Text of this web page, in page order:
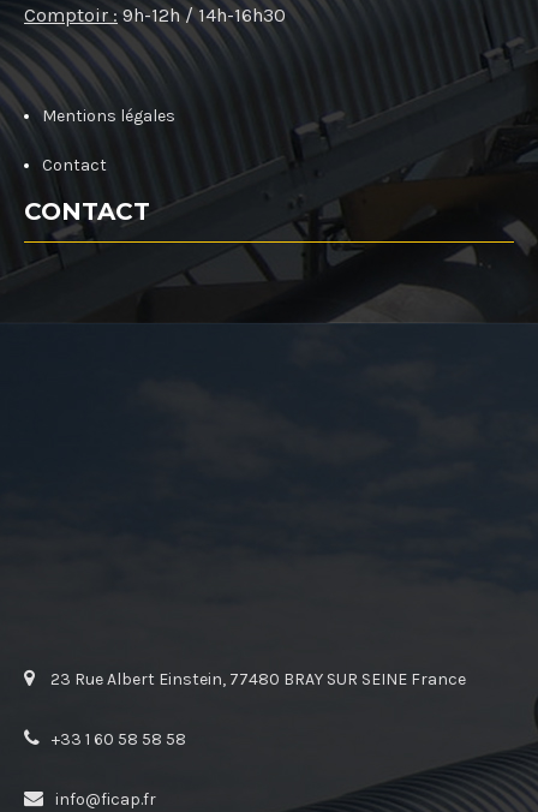
Comptoir : 9h-12h / 14h-16h30
Mentions légales
Contact
CONTACT
23 Rue Albert Einstein, 77480 BRAY SUR SEINE France
+33 1 60 58 58 58
info@ficap.fr